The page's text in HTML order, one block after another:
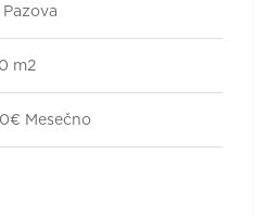
m2
Mesečno